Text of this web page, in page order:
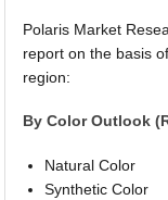
Polaris Market
report on the basis
region:
By Color Outlook
Natural Color
Synthetic Color